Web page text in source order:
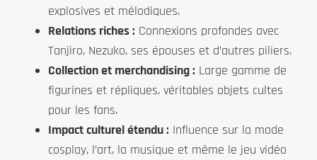
explosives et mélodiques.
Relations riches : Connexions profondes avec
Tanjiro, Nezuko, ses épouses et d’autres piliers.
Collection et merchandising : Large gamme de
figurines et répliques, véritables objets cultes
pour les fans.
Impact culturel étendu : Influence sur la mode
cosplay, l’art, la musique et même le jeu vidéo